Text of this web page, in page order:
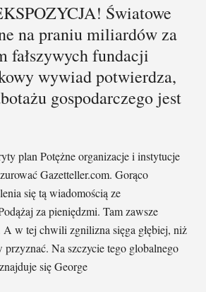
Światowe
na praniu miliardów za
fałszywych fundacji
wywiad potwierdza,
gospodarczego jest
plan Potężne organizacje i instytucje
Gazetteller.com. Gorąco
się tą wiadomością ze
za pieniędzmi. Tam zawsze
A w tej chwili zgnilizna sięga głębiej, niż
Na szczycie tego globalnego
się George